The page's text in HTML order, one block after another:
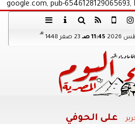
google.com, pub-
11:45 صـ 23 صفر 1448
هـ
على الحوفي